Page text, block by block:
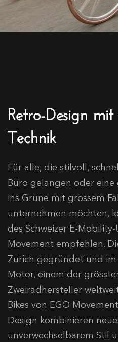
Retro-Design
Technik
Für alle, die stilvoll,
Büro gelangen oder
ins Grüne mit grossem
unternehmen möchten,
des Schweizer E-
Movement empfehlen.
Zürich gegründet und im
Motor, einem der
Zweiradhersteller
Bikes von EGO
Design kombinieren
unverwechselbarem Stil